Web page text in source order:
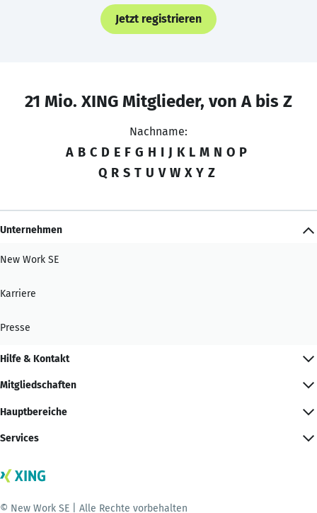
Jetzt registrieren
21 Mio. XING Mitglieder, von A bis Z
Nachname:
A B C D E F G H I J K L M N O P
Q R S T U V W X Y Z
Unternehmen
New Work SE
Karriere
Presse
Hilfe & Kontakt
Mitgliedschaften
Hauptbereiche
Services
© New Work SE | Alle Rechte vorbehalten